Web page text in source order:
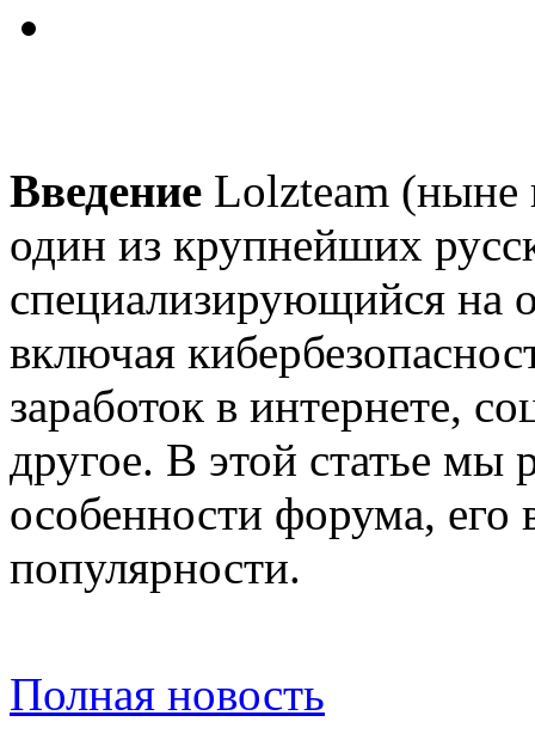
Введение Lolzteam (ныне
один из крупнейших
специализирующийся на
включая
заработок в интернете,
другое. В этой статье мы
особенности форума,
популярности.
Полная новость